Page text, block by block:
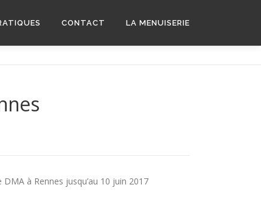
CONTACT LA MENUISERIE
à Rennes jusqu’au 10 juin 2017